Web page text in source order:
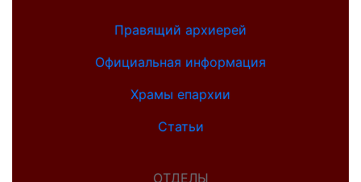
Правящий архиерей
Официальная информация
Храмы епархии
Статьи
ОТДЕЛЫ